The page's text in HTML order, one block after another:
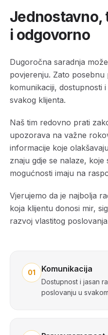
Jednostavno,
i odgovorno
Dugoročna saradnja
povjerenju. Zato posebnu
komunikaciji, dostupnosti
svakog klijenta.
Naš tim redovno prati
upozorava na važne
informacije koje
znaju gdje se nalaze,
mogućnosti imaju na
Vjerujemo da je najbolja
koja klijentu donosi mir,
razvoj vlastitog
01 Komunikacija
Dostupnost i jasan
poslovanju u